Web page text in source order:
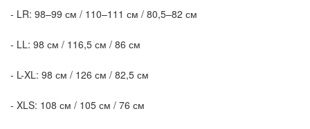
- LR: 98–99 см / 110–111 см / 80,5–82 см
- LL: 98 см / 116,5 см / 86 см
- L-XL: 98 см / 126 см / 82,5 см
- XLS: 108 см / 105 см / 76 см